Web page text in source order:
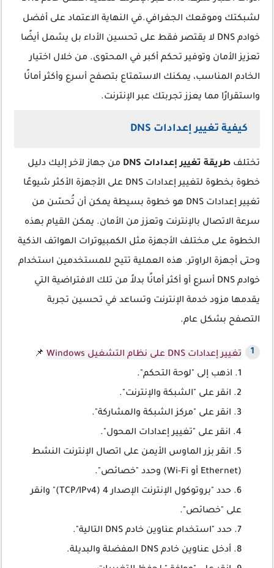
لشبكتك وموقعك الجغرافي.في النهاية الاعتماد على أفضل
خوادم DNS لا يقتصر فقط على تحسين الأداء بل يشمل أيضًا
تعزيز الأمان وتوفير تحكم أكبر في المحتوى. من خلال اختيار
الخادم المناسب، يمكنك الاستمتاع بتصفح أسرع وأكثر أمانًا
واستقرارًا مما يعزز تجربتك عبر الإنترنت.
كيفية تغيير إعدادات DNS
تختلف طريقة تغيير إعدادات DNS
من جهاز لآخر إليك دليل
خطوة بخطوة لتغيير إعدادات DNS على الأجهزة الأكثر شيوعًا
تغيير إعدادات DNS هو خطوة بسيطة يمكن أن تُحسّن من
سرعة الاتصال بالإنترنت وتعزز من الأمان. يمكن القيام بهذه
الخطوة على مختلف الأجهزة مثل الكمبيوترات الهواتف الذكية
وحتى أجهزة الراوتر. هذه العملية تتيح للمستخدمين استخدام
خوادم DNS أسرع أو أكثر أمانًا بدلاً من تلك الافتراضية التي
يقدمها مزود خدمة الإنترنت وتساعد في تحسين تجربة
التصفح بشكل عام.
تغيير إعدادات DNS على نظام التشغيل Windows
📌
1. اذهب إلى "لوحة التحكم".
2. انقر على "الشبكة والإنترنت".
3. انقر على "مركز الشبكة والمشاركة".
4. انقر على "تغيير إعدادات المحول".
5. انقر بزر الماوس الأيمن على اتصال الإنترنت النشط
(Ethernet أو Wi-Fi) وحدد "خصائص".
6. حدد "بروتوكول الإنترنت الإصدار 4 (TCP/IPv4)" وانقر
على "خصائص".
7. حدد "استخدام عناوين خادم DNS التالية".
8. أدخل عناوين خادم DNS المفضلة والبديلة.